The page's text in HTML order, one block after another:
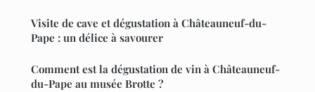
Visite de cave et dégustation à Châteauneuf-du-
Pape : un délice à savourer
Comment est la dégustation de vin à Châteauneuf-
du-Pape au musée Brotte ?